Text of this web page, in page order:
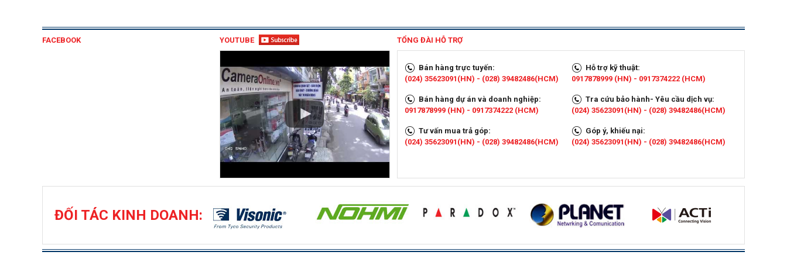
FACEBOOK YOUTUBE TỔNG ĐÀI HỖ TRỢ
Bán hàng trực tuyến:
(024) 35623091(HN) - (028) 39482486(HCM)
Bán hàng dự án và doanh nghiệp:
0917878999 (HN) - 0917374222 (HCM)
Tư vấn mua trả góp:
(024) 35623091(HN) - (028) 39482486(HCM)
Hỗ trợ kỹ thuật:
0917878999 (HN) - 0917374222 (HCM)
Tra cứu bảo hành- Yêu cầu dịch vụ:
(024) 35623091(HN) - (028) 39482486(HCM)
Góp ý, khiếu nại:
(024) 35623091(HN) - (028) 39482486(HCM)
ĐỐI TÁC KINH DOANH: